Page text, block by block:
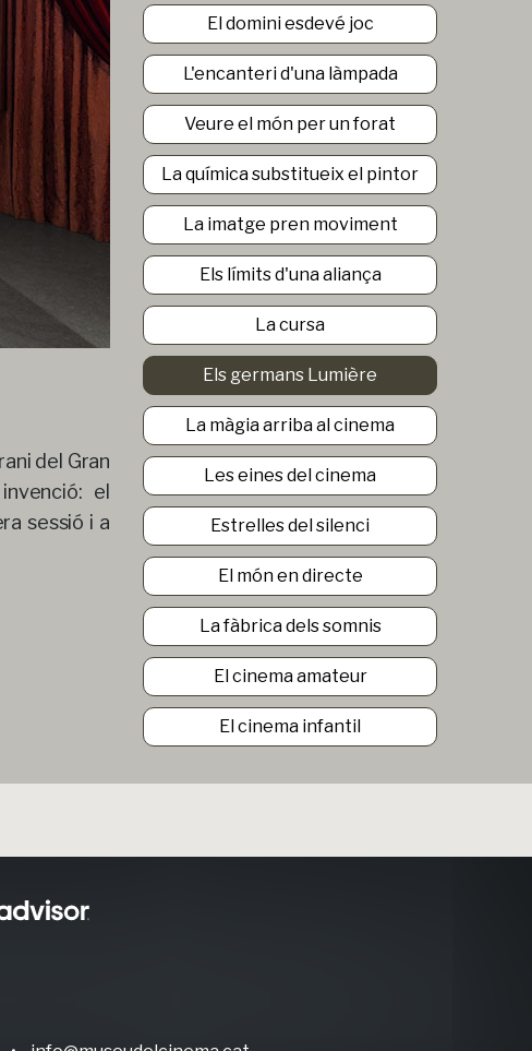
del Gran
el
sessió i a
El domini esdevé joc
L'encanteri d'una làmpada
Veure el món per un forat
La química substitueix el pintor
La imatge pren moviment
Els límits d'una aliança
La cursa
Els germans Lumière
La màgia arriba al cinema
Les eines del cinema
Estrelles del silenci
El món en directe
La fàbrica dels somnis
El cinema amateur
El cinema infantil